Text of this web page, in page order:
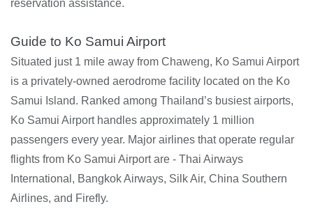
reservation assistance.
Guide to Ko Samui Airport
Situated just 1 mile away from Chaweng, Ko Samui Airport
is a privately-owned aerodrome facility located on the Ko
Samui Island. Ranked among Thailand’s busiest airports,
Ko Samui Airport handles approximately 1 million
passengers every year. Major airlines that operate regular
flights from Ko Samui Airport are - Thai Airways
International, Bangkok Airways, Silk Air, China Southern
Airlines, and Firefly.